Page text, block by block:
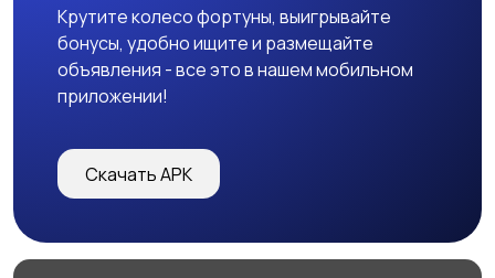
Крутите колесо фортуны, выигрывайте
бонусы, удобно ищите и размещайте
объявления - все это в нашем мобильном
приложении!
Скачать APK